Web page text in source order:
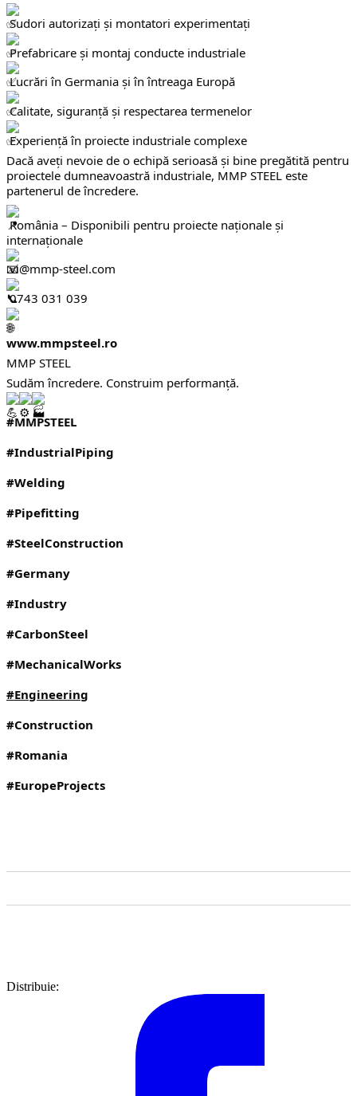
Sudori autorizați și montatori experimentați
Prefabricare și montaj conducte industriale
Lucrări în Germania și în întreaga Europă
Calitate, siguranță și respectarea termenelor
Experiență în proiecte industriale complexe
Dacă aveți nevoie de o echipă serioasă și bine pregătită pentru
proiectele dumneavoastră industriale, MMP STEEL este
partenerul de încredere.
România – Disponibili pentru proiecte naționale și
internaționale
vi@mmp-steel.com
0743 031 039
www.mmpsteel.ro
MMP STEEL
Sudăm încredere. Construim performanță.
#MMPSTEEL
#IndustrialPiping
#Welding
#Pipefitting
#SteelConstruction
#Germany
#Industry
#CarbonSteel
#MechanicalWorks
#Engineering
#Construction
#Romania
#EuropeProjects
Distribuie: